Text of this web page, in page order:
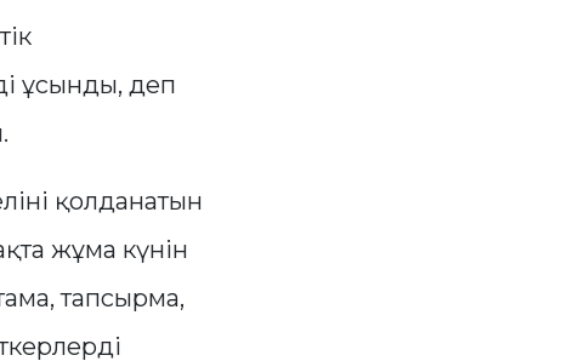
ұсынды, деп
қолданатын
жұма күнін
тапсырма,